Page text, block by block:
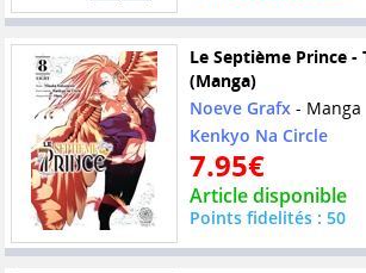
Le Septième Prince -
(Manga)
Noeve Grafx - Manga
Kenkyo Na Circle
7.95€
Article disponible
Points fidelités : 50